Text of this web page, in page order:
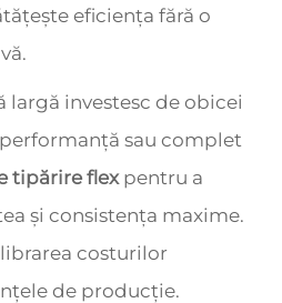
eficiența fără o
largă investesc de obicei
sau complet
tipărire flex pentru a
și consistența maxime.
costurilor
de producție.